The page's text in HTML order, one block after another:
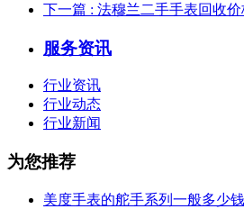
下一篇 : 法穆兰二手手表回收
服务资讯
行业资讯
行业动态
行业新闻
为您推荐
美度手表的舵手系列一般多少